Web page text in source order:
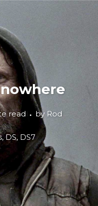
read by Rod
,DS, DS7